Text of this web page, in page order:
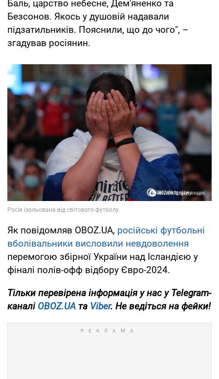
Баль, царство небесне, Дем'яненко та
Безсонов. Якось у душовій надавали
підзатильників. Пояснили, що до чого", –
згадував росіянин.
Як повідомляв OBOZ.UA, російські футбольні
вболівальники висловили невдоволення
перемогою збірної України над Ісландією у
фіналі полів-офф відбору Євро-2024.
Тільки перевірена інформація у нас у Telegram-
каналі OBOZ.UA та Viber. Не ведіться на фейки!